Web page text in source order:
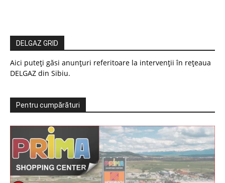
DELGAZ GRID
Aici puteți găsi anunțuri referitoare la intervenții în rețeaua
DELGAZ din Sibiu.
Pentru cumpărături